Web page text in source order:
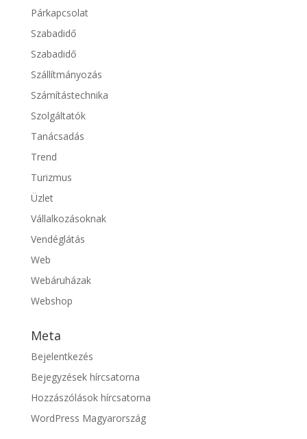
Párkapcsolat
Szabadidő
Szabadidő
Szállítmányozás
Számítástechnika
Szolgáltatók
Tanácsadás
Trend
Turizmus
Üzlet
Vállalkozásoknak
Vendéglátás
Web
Webáruházak
Webshop
Meta
Bejelentkezés
Bejegyzések hírcsatorna
Hozzászólások hírcsatorna
WordPress Magyarország